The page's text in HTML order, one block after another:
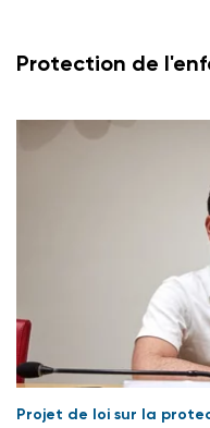
Protection de
Projet de loi sur la